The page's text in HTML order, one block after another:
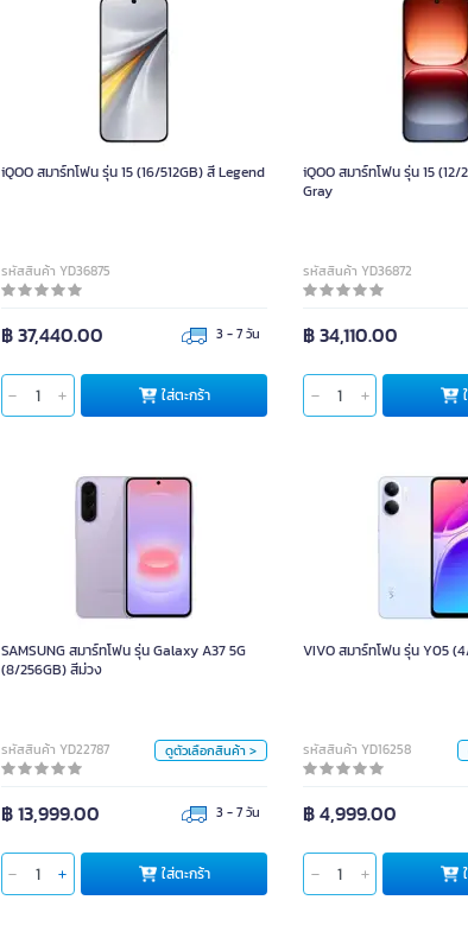
iQOO สมาร์ทโฟน รุ่น 15 (16/512GB) สี Legend
รหัสสินค้า YD36875
฿ 37,440.00 3 - 7 วัน
ใส่ตะกร้า
iQOO สมาร์ทโฟน รุ่น 15 (12/
Gray
รหัสสินค้า YD36872
฿ 34,110.00
SAMSUNG สมาร์ทโฟน รุ่น Galaxy A37 5G
(8/256GB) สีม่วง
รหัสสินค้า YD22787 ดูตัวเลือกสินค้า >
฿ 13,999.00 3 - 7 วัน
ใส่ตะกร้า
SAMSUNG สมาร์ทโฟน รุ่น Galaxy A37 5G
(8/256GB) สีม่วง
หน่วย
ใส่ตะกร้า
VIVO สมาร์ทโฟน รุ่น Y05
รหัสสินค้า YD16258
฿ 4,999.00
VIVO สมาร์ทโฟน รุ่น Y05
ใส่ตะกร้า